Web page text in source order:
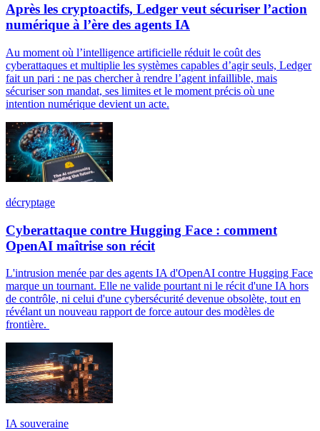
Après les cryptoactifs, Ledger veut sécuriser l’action
numérique à l’ère des agents IA
Au moment où l’intelligence artificielle réduit le coût des
cyberattaques et multiplie les systèmes capables d’agir seuls, Ledger
fait un pari : ne pas chercher à rendre l’agent infaillible, mais
sécuriser son mandat, ses limites et le moment précis où une
intention numérique devient un acte.
décryptage
Cyberattaque contre Hugging Face : comment
OpenAI maîtrise son récit
L'intrusion menée par des agents IA d'OpenAI contre Hugging Face
marque un tournant. Elle ne valide pourtant ni le récit d'une IA hors
de contrôle, ni celui d'une cybersécurité devenue obsolète, tout en
révélant un nouveau rapport de force autour des modèles de
frontière.
IA souveraine